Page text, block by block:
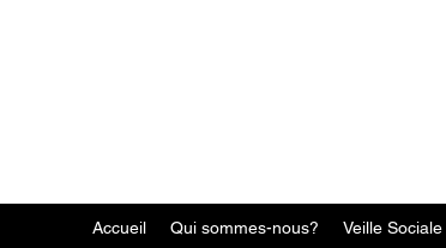
Accueil Qui sommes-nous? Veille Sociale